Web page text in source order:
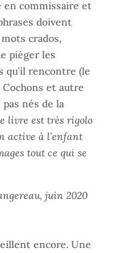
en commissaire et
doivent
crados,
piéger les
qu’il rencontre (le
et autre
nés de la
livre est très rigolo
active à l’enfant
tout ce qui se
juin 2020
encore. Une